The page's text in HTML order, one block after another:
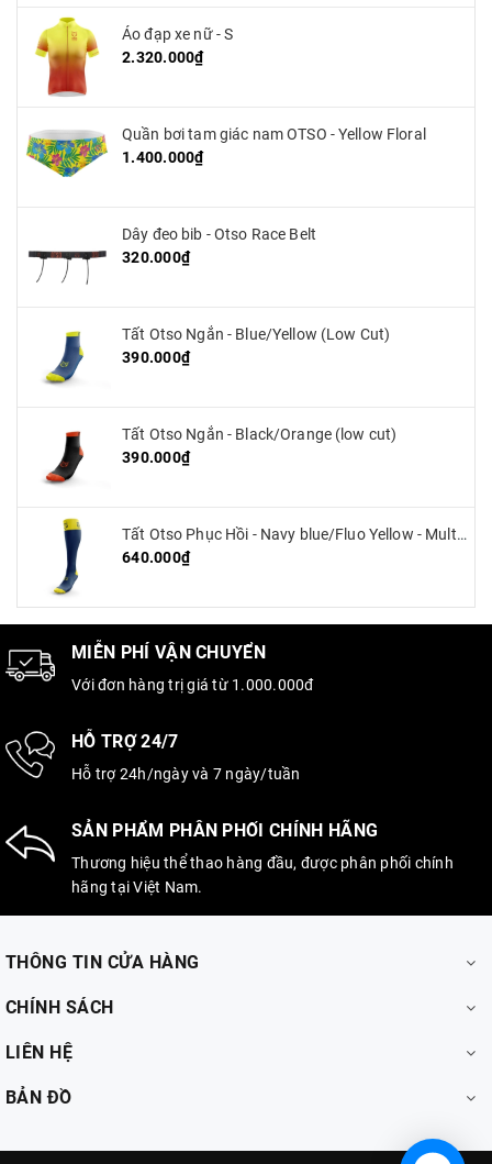
Áo đạp xe nữ - S
2.320.000₫
Quần bơi tam giác nam OTSO - Yellow Floral
1.400.000₫
Dây đeo bib - Otso Race Belt
320.000₫
Tất Otso Ngắn - Blue/Yellow (Low Cut)
390.000₫
Tất Otso Ngắn - Black/Orange (low cut)
390.000₫
Tất Otso Phục Hồi - Navy blue/Fluo Yellow - Multisport Recovery
640.000₫
MIỄN PHÍ VẬN CHUYỂN
Với đơn hàng trị giá từ 1.000.000đ
HỖ TRỢ 24/7
Hỗ trợ 24h/ngày và 7 ngày/tuần
SẢN PHẨM PHÂN PHỐI CHÍNH HÃNG
Thương hiệu thể thao hàng đầu, được phân phối chính
hãng tại Việt Nam.
THÔNG TIN CỬA HÀNG
CHÍNH SÁCH
LIÊN HỆ
BẢN ĐỒ